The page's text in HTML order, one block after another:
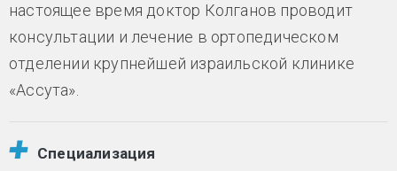
настоящее время доктор Колганов проводит
консультации и лечение в ортопедическом
отделении крупнейшей израильской клинике
«Ассута».
Специализация